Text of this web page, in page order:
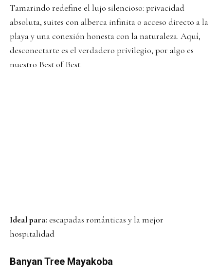
Tamarindo redefine el lujo silencioso: privacidad
absoluta, suites con alberca infinita o acceso directo a la
playa y una conexión honesta con la naturaleza. Aquí,
desconectarte es el verdadero privilegio, por algo es
nuestro Best of Best.
Ideal para: escapadas románticas y la mejor
hospitalidad
Banyan Tree Mayakoba